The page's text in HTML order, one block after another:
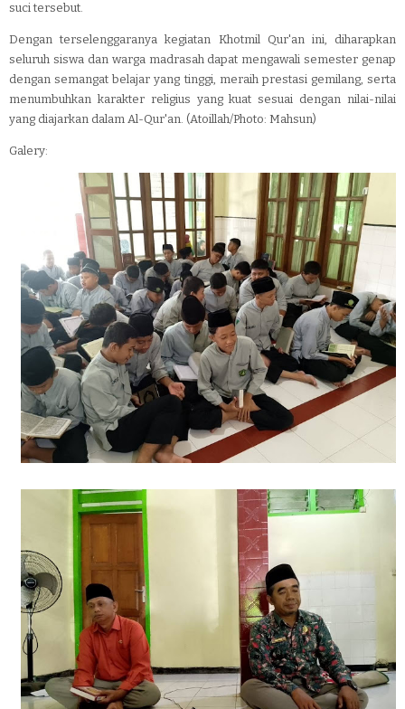
suci tersebut.
Dengan terselenggaranya kegiatan Khotmil Qur'an ini, diharapkan
seluruh siswa dan warga madrasah dapat mengawali semester genap
dengan semangat belajar yang tinggi, meraih prestasi gemilang, serta
menumbuhkan karakter religius yang kuat sesuai dengan nilai-nilai
yang diajarkan dalam Al-Qur'an. (Atoillah/Photo: Mahsun)
Galery: